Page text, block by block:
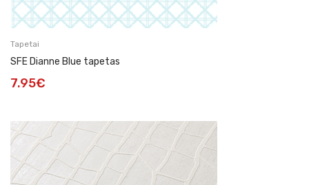
Tapetai
SFE Dianne Blue tapetas
7.95€